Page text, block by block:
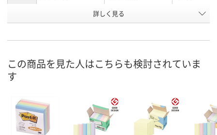
978844
8月9日（日）
カゴへ カ
詳しく見る
この商品を見た人はこちらも検討されていま
す